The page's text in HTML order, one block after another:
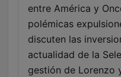
entre América y
polémicas
discuten las
actualidad de la
gestión de Lorenzo